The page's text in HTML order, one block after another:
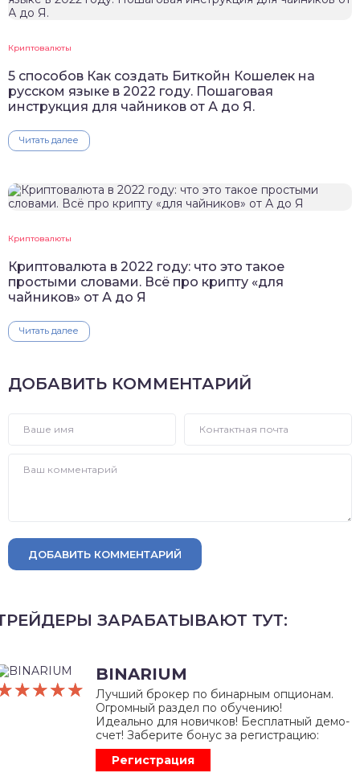
Криптовалюты
5 способов Как создать Биткойн Кошелек на
русском языке в 2022 году. Пошаговая
инструкция для чайников от А до Я.
Читать далее
Криптовалюты
Криптовалюта в 2022 году: что это такое
простыми словами. Всё про крипту «для
чайников» от А до Я
Читать далее
ДОБАВИТЬ КОММЕНТАРИЙ
ДОБАВИТЬ КОММЕНТАРИЙ
ЗАРАБАТЫВАЮТ ТУТ:
BINARIUM
Лучший брокер по бинарным опционам.
Огромный раздел по обучению!
Идеально для новичков! Бесплатный демо-
счет! Заберите бонус за регистрацию:
Регистрация